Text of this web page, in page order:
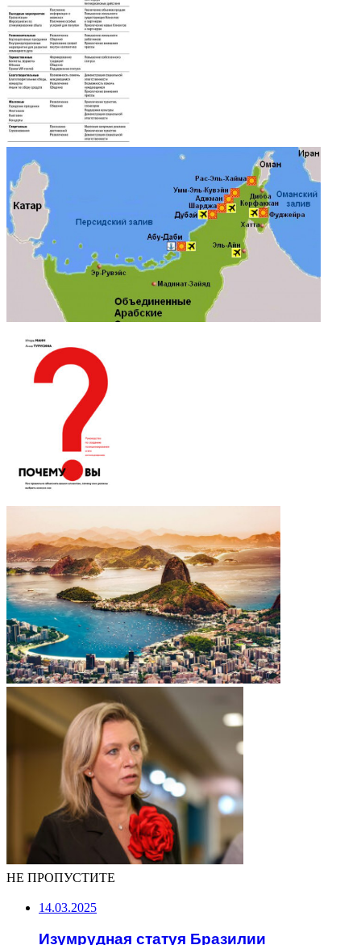
НЕ ПРОПУСТИТЕ
14.03.2025
Изумрудная статуя Бразилии